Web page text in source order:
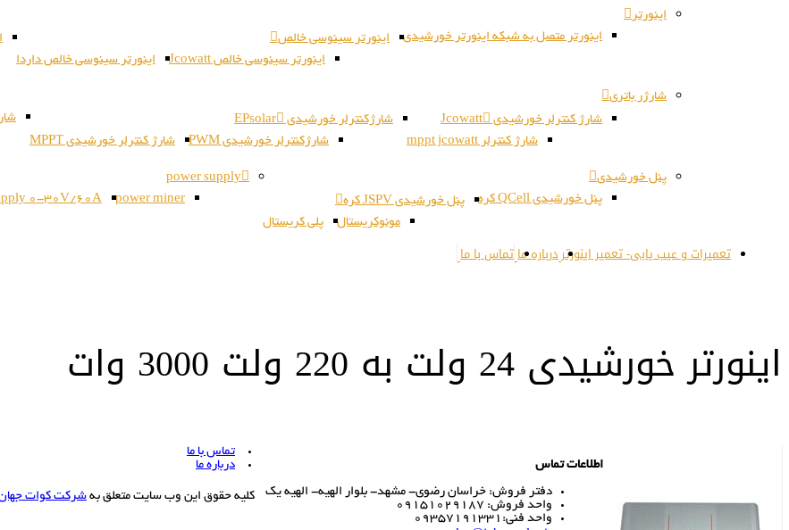
اینورتر
اینورتر متصل به شبکه اینورتر خورشیدی
اینورتر سینوسی خالص
اینورتر سینوسی خالص Jcowatt
اینورتر سینوسی خالص داردا
شارژر باتری
شارژ کنترلر خورشیدی Jcowatt
شارژ کنترلر mppt jcowatt
شارژکنترلر خورشیدی EPsolar
شارژکنترلر خورشیدی PWM
شارژ کنترلر خورشیدی MPPT
پنل خورشیدی
پنل خورشیدی QCell کره
پنل خورشیدی JSPV کره
مونوکریستال
پلی کریستال
power supply
power miner
0-30V/60A
تعمیرات و عیب یابی- تعمیر اینورتردرباره ماتماس با ما
اینورتر خورشیدی 24 ولت به 220 ولت 3000 وات
اطلاعات تماس
دفتر فروش: خراسان رضوی- مشهد- بلوار الهیه- الهیه یک
واحد فروش: 09151029187
واحد فنی:09357191331
تماس با ما
درباره ما
کلیه حقوق این وب سایت متعلق به شرکت کوات